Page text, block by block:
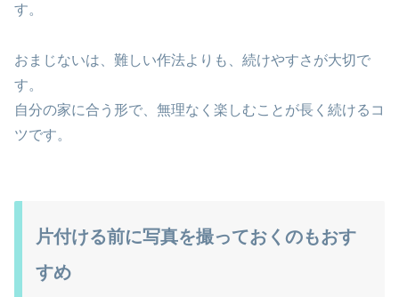
す。
おまじないは、難しい作法よりも、続けやすさが大切で
す。
自分の家に合う形で、無理なく楽しむことが長く続けるコ
ツです。
片付ける前に写真を撮っておくのもおす
すめ